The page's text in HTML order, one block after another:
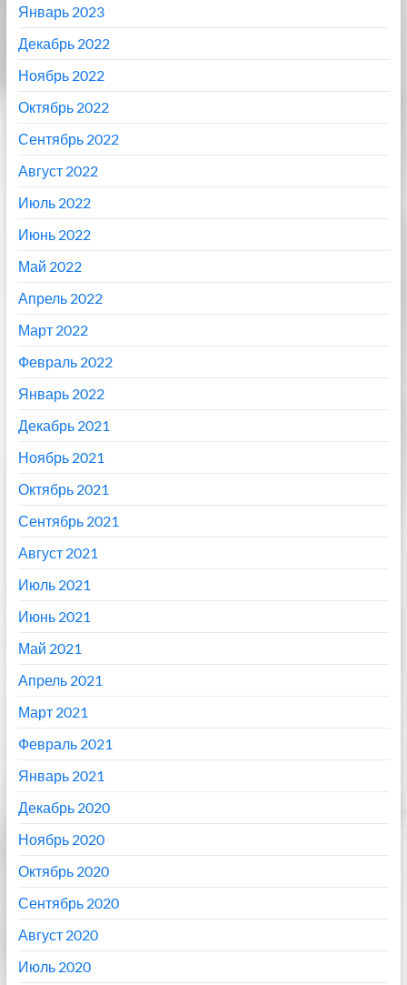
Январь 2023
Декабрь 2022
Ноябрь 2022
Октябрь 2022
Сентябрь 2022
Август 2022
Июль 2022
Июнь 2022
Май 2022
Апрель 2022
Март 2022
Февраль 2022
Январь 2022
Декабрь 2021
Ноябрь 2021
Октябрь 2021
Сентябрь 2021
Август 2021
Июль 2021
Июнь 2021
Май 2021
Апрель 2021
Март 2021
Февраль 2021
Январь 2021
Декабрь 2020
Ноябрь 2020
Октябрь 2020
Сентябрь 2020
Август 2020
Июль 2020